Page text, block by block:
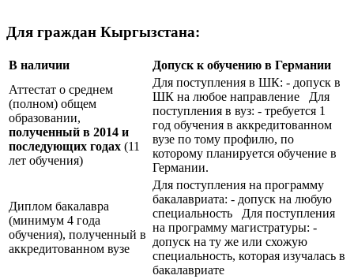
Для граждан Кыргызстана:
В наличии
Допуск к обучению в Германии
Аттестат о среднем
(полном) общем
образовании,
полученный в 2014 и
последующих годах (11
лет обучения)
Для поступления в ШК: - допуск в
ШК на любое направление Для
поступления в вуз: - требуется 1
год обучения в аккредитованном
вузе по тому профилю, по
которому планируется обучение в
Германии.
Диплом бакалавра
(минимум 4 года
обучения), полученный в
аккредитованном вузе
Для поступления на программу
бакалавриата: - допуск на любую
специальность Для поступления
на программу магистратуры: -
допуск на ту же или схожую
специальность, которая изучалась в
бакалавриате